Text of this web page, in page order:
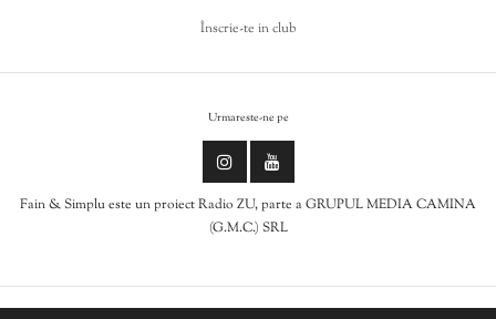
Înscrie-te in club
Urmareste-ne pe
Fain & Simplu este un proiect Radio ZU, parte a GRUPUL MEDIA CAMINA
(G.M.C.) SRL